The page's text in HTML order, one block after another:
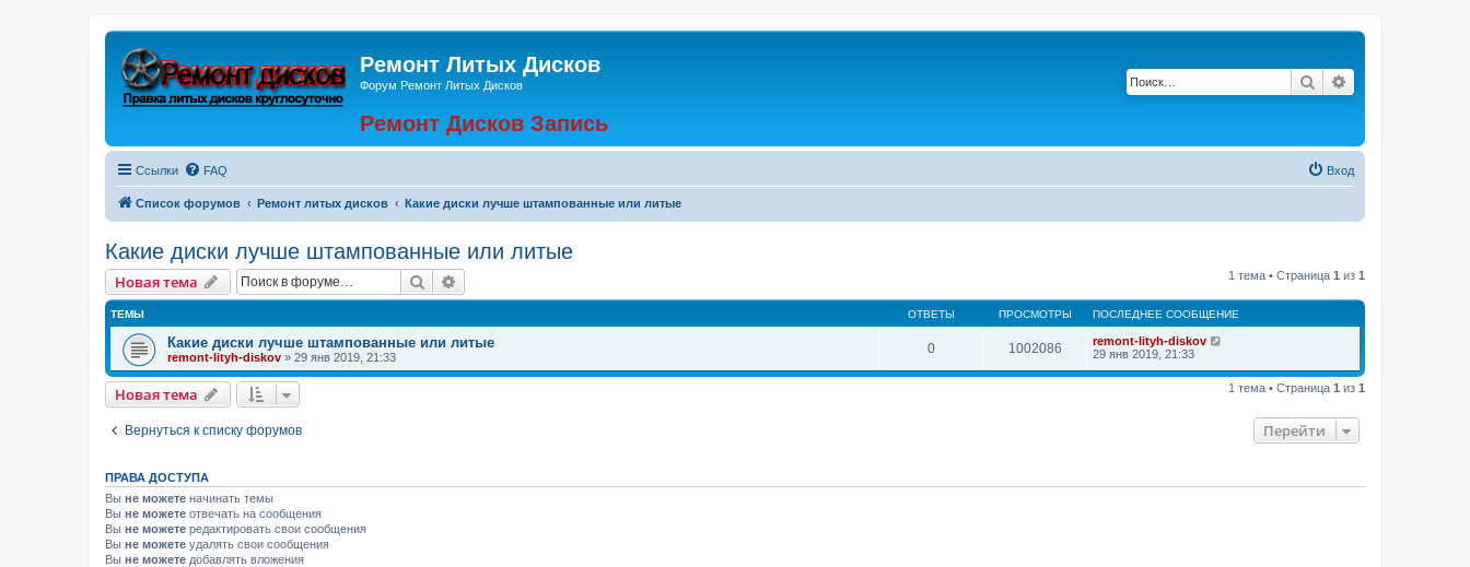
Ремонт Литых Дисков
Форум Ремонт Литых Дисков
Ремонт Дисков Запись
Поиск
Ссылки FAQ Вход
Список форумов Ремонт литых дисков Какие диски лучше штампованные или литые
Какие диски лучше штампованные или литые
Новая тема Поиск 1 тема • Страница 1 из 1
ТЕМЫ ОТВЕТЫ ПРОСМОТРЫ ПОСЛЕДНЕЕ СООБЩЕНИЕ
Какие диски лучше штампованные или литые
remont-lityh-diskov » 29 янв 2019, 21:33
0 1002086
remont-lityh-diskov
29 янв 2019, 21:33
Новая тема 1 тема • Страница 1 из 1
Вернуться к списку форумов Перейти
ПРАВА ДОСТУПА
Вы не можете начинать темы
Вы не можете отвечать на сообщения
Вы не можете редактировать свои сообщения
Вы не можете удалять свои сообщения
Вы не можете добавлять вложения